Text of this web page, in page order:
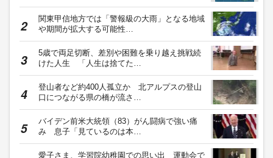
関東甲信地方では「警報級の大雨」となる地域
や期間が拡大する可能性…
5歳で両足切断、差別や困難を乗り越え挑戦続
けた人生 「人生は捨てた…
登山者など約400人孤立か 北アルプスの登山
口につながる県の橋が流さ…
バイデン前米大統領（83）がん闘病で強い痛
み 息子「見ているのは本…
愛子さま、学習院幼稚園での思い出 運動会で